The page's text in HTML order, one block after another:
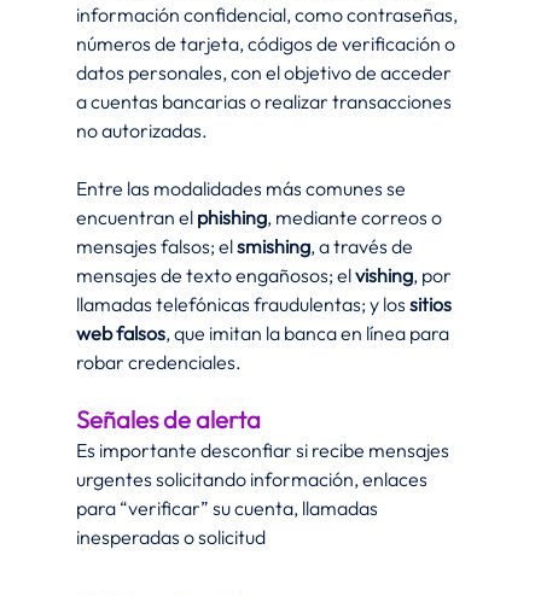
información confidencial, como contraseñas,
números de tarjeta, códigos de verificación o
datos personales, con el objetivo de acceder
a cuentas bancarias o realizar transacciones
no autorizadas.
Entre las modalidades más comunes se
encuentran el phishing, mediante correos o
mensajes falsos; el smishing, a través de
mensajes de texto engañosos; el vishing, por
llamadas telefónicas fraudulentas; y los sitios
web falsos, que imitan la banca en línea para
robar credenciales.
Señales de alerta
Es importante desconfiar si recibe mensajes
urgentes solicitando información, enlaces
para “verificar” su cuenta, llamadas
inesperadas o solicitud